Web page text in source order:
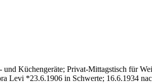
Küchengeräte; Privat-Mittagstisch für
*23.6.1906 in Schwerte; 16.6.1934